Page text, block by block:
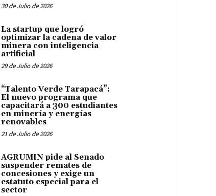
30 de Julio de 2026
La startup que logró
optimizar la cadena de valor
minera con inteligencia
artificial
29 de Julio de 2026
“Talento Verde Tarapacá”:
El nuevo programa que
capacitará a 300 estudiantes
en minería y energías
renovables
21 de Julio de 2026
AGRUMIN pide al Senado
suspender remates de
concesiones y exige un
estatuto especial para el
sector